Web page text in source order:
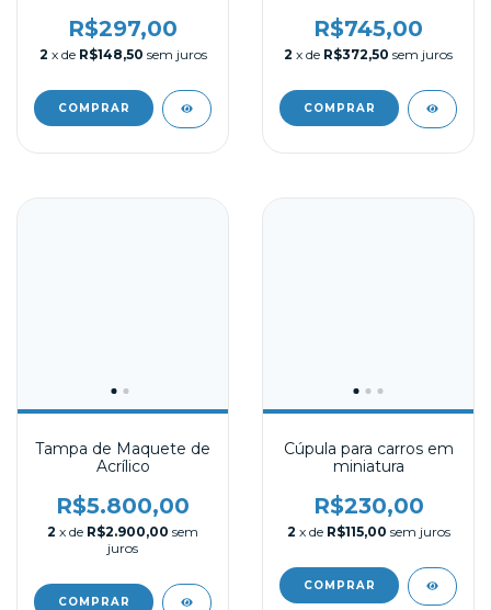
R$297,00
2 x de R$148,50 sem juros
R$745,00
2 x de R$372,50 sem juros
Tampa de Maquete de
Acrílico
R$5.800,00
2 x de R$2.900,00 sem
juros
Cúpula para carros em
miniatura
R$230,00
2 x de R$115,00 sem juros